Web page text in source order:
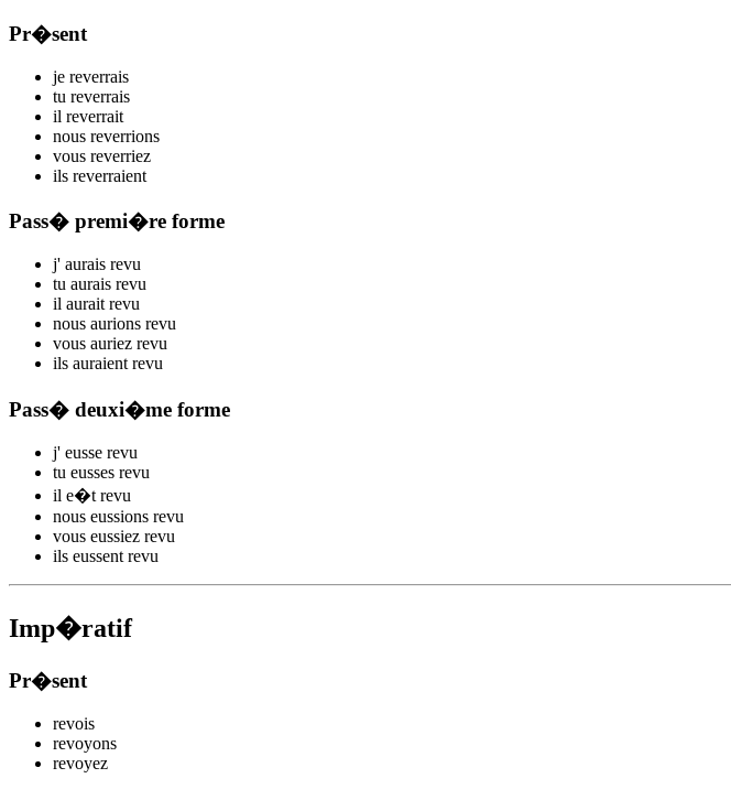
Pr�sent
je reverrais
tu reverrais
il reverrait
nous reverrions
vous reverriez
ils reverraient
Pass� premi�re forme
j' aurais revu
tu aurais revu
il aurait revu
nous aurions revu
vous auriez revu
ils auraient revu
Pass� deuxi�me forme
j' eusse revu
tu eusses revu
il e�t revu
nous eussions revu
vous eussiez revu
ils eussent revu
Imp�ratif
Pr�sent
revois
revoyons
revoyez